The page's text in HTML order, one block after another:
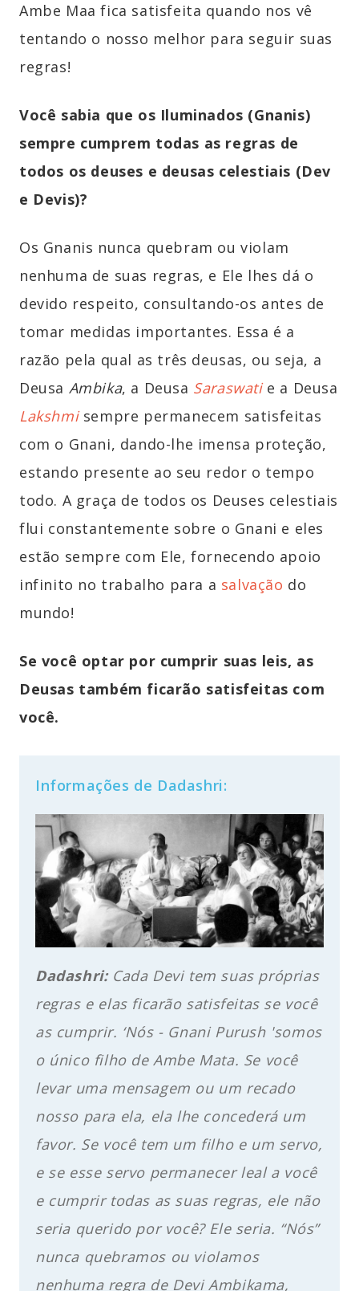
Ambe Maa fica satisfeita quando nos vê
tentando o nosso melhor para seguir suas
regras!
Você sabia que os Iluminados (Gnanis)
sempre cumprem todas as regras de
todos os deuses e deusas celestiais (Dev
e Devis)?
Os Gnanis nunca quebram ou violam
nenhuma de suas regras, e Ele lhes dá o
devido respeito, consultando-os antes de
tomar medidas importantes. Essa é a
razão pela qual as três deusas, ou seja, a
Deusa Ambika, a Deusa Saraswatie a Deusa
Lakshmisempre permanecem satisfeitas
com o Gnani, dando-lhe imensa proteção,
estando presente ao seu redor o tempo
todo. A graça de todos os Deuses celestiais
flui constantemente sobre o Gnani e eles
estão sempre com Ele, fornecendo apoio
infinito no trabalho para a salvação do
mundo!
Se você optar por cumprir suas leis, as
Deusas também ficarão satisfeitas com
você.
Informações de Dadashri:
Dadashri:Cada Devi tem suas próprias
regras e elas ficarão satisfeitas se você
as cumprir. ‘Nós - Gnani Purush 'somos
o único filho de Ambe Mata. Se você
levar uma mensagem ou um recado
nosso para ela, ela lhe concederá um
favor. Se você tem um filho e um servo,
e se esse servo permanecer leal a você
e cumprir todas as suas regras, ele não
seria querido por você? Ele seria. “Nós”
nunca quebramos ou violamos
nenhuma regra de Devi Ambikama,